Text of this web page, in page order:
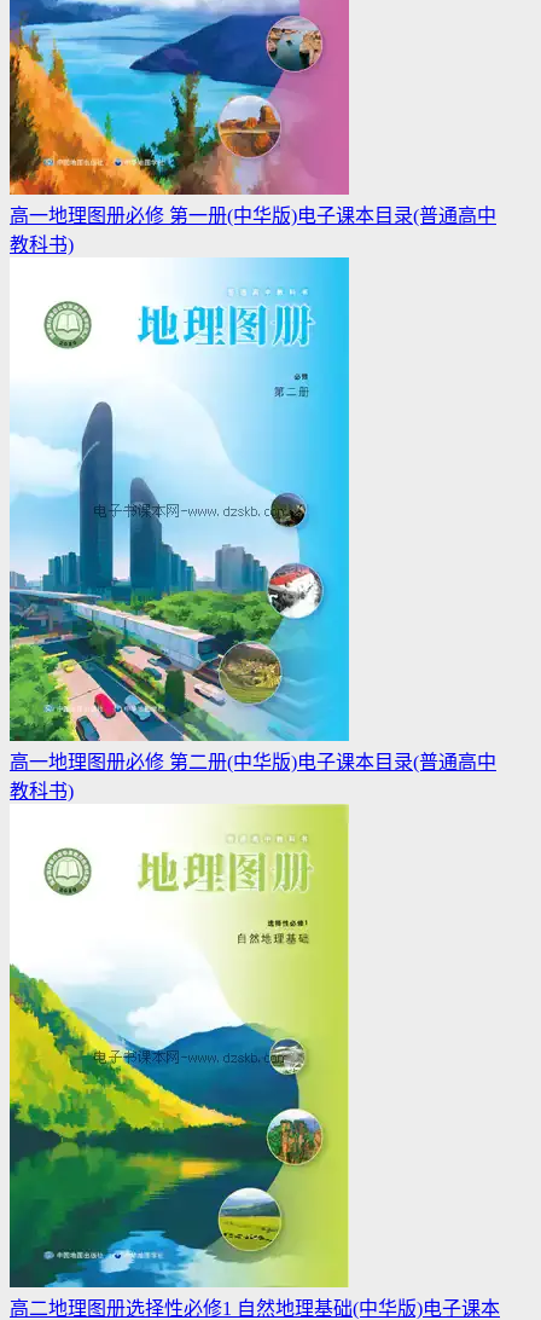
高一地理图册必修 第一册(中华版)电子课本目录(普通高中
教科书)
高一地理图册必修 第二册(中华版)电子课本目录(普通高中
教科书)
高二地理图册选择性必修1 自然地理基础(中华版)电子课本